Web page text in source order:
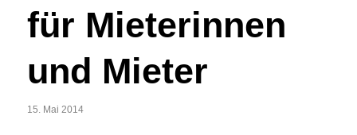
für Mieterinnen
und Mieter
15. Mai 2014